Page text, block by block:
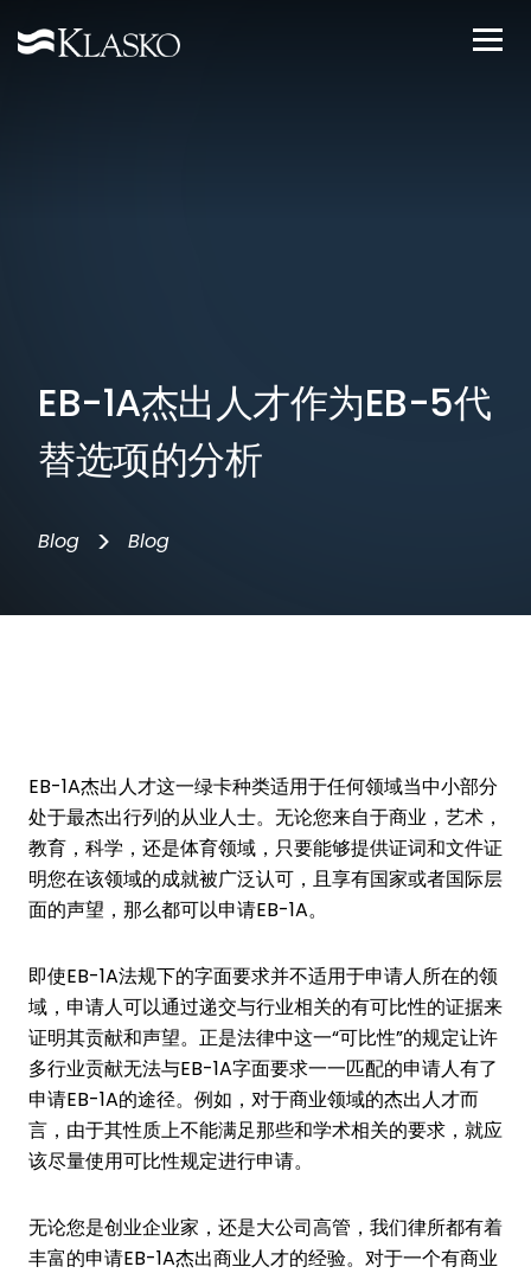
EB-1A杰出人才作为EB-5代
替选项的分析
Blog > Blog
EB-1A杰出人才这一绿卡种类适用于任何领域当中小部分
处于最杰出行列的从业人士。无论您来自于商业，艺术，
教育，科学，还是体育领域，只要能够提供证词和文件证
明您在该领域的成就被广泛认可，且享有国家或者国际层
面的声望，那么都可以申请EB-1A。
即使EB-1A法规下的字面要求并不适用于申请人所在的领
域，申请人可以通过递交与行业相关的有可比性的证据来
证明其贡献和声望。正是法律中这一“可比性”的规定让许
多行业贡献无法与EB-1A字面要求一一匹配的申请人有了
申请EB-1A的途径。例如，对于商业领域的杰出人才而
言，由于其性质上不能满足那些和学术相关的要求，就应
该尽量使用可比性规定进行申请。
无论您是创业企业家，还是大公司高管，我们律所都有着
丰富的申请EB-1A杰出商业人才的经验。对于一个有商业